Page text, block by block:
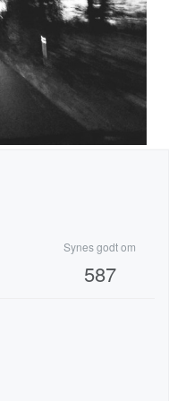
Synes godt om
587